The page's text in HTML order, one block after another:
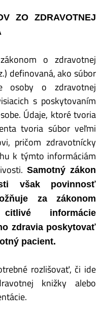
ZO ZDRAVOTNEJ
o zdravotnej
definovaná, ako súbor
osoby o zdravotnej
s poskytovaním
Údaje, ktoré tvoria
tvoria súbor veľmi
pričom zdravotnícky
k týmto informáciám
Samotný zákon
však povinnosť
za zákonom
informácie
zdravia poskytovať
pacient.
rozlišovať, či ide
knižky alebo